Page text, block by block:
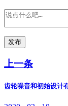
发布
上一条
齿轮噪音和初始设计